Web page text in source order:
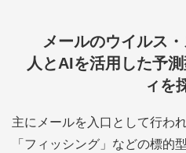
メールのウイルス
人とAIを活用した予
ィを
主にメールを入口として行わ
「フィッシング」などの標的